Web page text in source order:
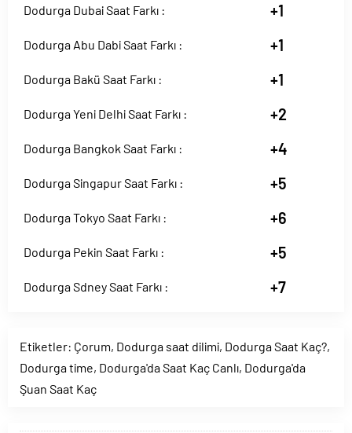
Dodurga Dubai Saat Farkı : +1
Dodurga Abu Dabi Saat Farkı : +1
Dodurga Bakü Saat Farkı : +1
Dodurga Yeni Delhi Saat Farkı : +2
Dodurga Bangkok Saat Farkı : +4
Dodurga Singapur Saat Farkı : +5
Dodurga Tokyo Saat Farkı : +6
Dodurga Pekin Saat Farkı : +5
Dodurga Sdney Saat Farkı : +7
Etiketler: Çorum, Dodurga saat dilimi, Dodurga Saat Kaç?,
Dodurga time, Dodurga'da Saat Kaç Canlı, Dodurga'da
Şuan Saat Kaç